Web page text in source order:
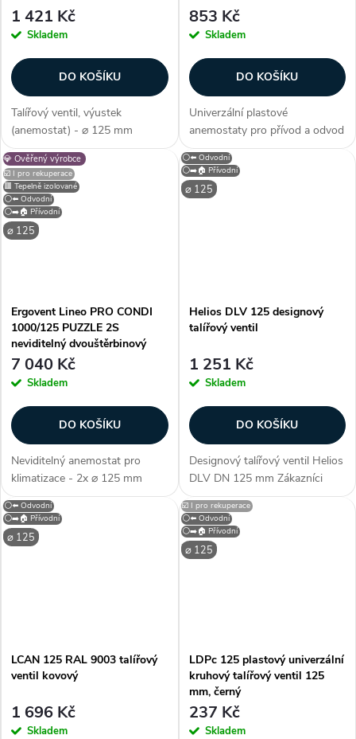
1 421 Kč
Skladem
DO KOŠÍKU
Talířový ventil, výustek
(anemostat) - ⌀ 125 mm
(průměr potrubí), těsnost třídy
D (ČSN EN 15727), pro přívod i
odvod, zděř s těsnícím
kroužkem, designové
provedení, na stěnu /...
853 Kč
Skladem
DO KOŠÍKU
Univerzální plastové
anemostaty pro přívod a odvod
vzduchu mají snadno
nastavitelné regulační listy pro
regulaci průtoku a směru
proudu vzduchu. Ventily o
⌀ 125
💎 Ověřený výrobce
🟥 Tepelně izolované
⚪⬅️ Odvodní
⚪➡️🏠 Přívodní
☑️ I pro rekuperace
Ergovent Lineo PRO CONDI
1000/125 PUZZLE 2S
neviditelný dvouštěrbinový
difuzor pro klimatizace (AC)
7 040 Kč
Skladem
DO KOŠÍKU
Neviditelný anemostat pro
klimatizace - 2x ⌀ 125 mm
(průměr potrubí), verze
PROFILE PUZZLE - instalace
do sádrokartonu, technologie
PUZZLE lock, umožňuje spojení
⌀ 125
⚪⬅️ Odvodní
⚪➡️🏠 Přívodní
Helios DLV 125 designový
talířový ventil
1 251 Kč
Skladem
DO KOŠÍKU
Designový talířový ventil Helios
DLV DN 125 mm Zákazníci
často dokupují...
⌀ 125
⚪⬅️ Odvodní
⚪➡️🏠 Přívodní
LCAN 125 RAL 9003 talířový
ventil kovový
1 696 Kč
Skladem
⌀ 125
⚪⬅️ Odvodní
⚪➡️🏠 Přívodní
☑️ I pro rekuperace
LDPc 125 plastový univerzální
kruhový talířový ventil 125
mm, černý
237 Kč
Skladem